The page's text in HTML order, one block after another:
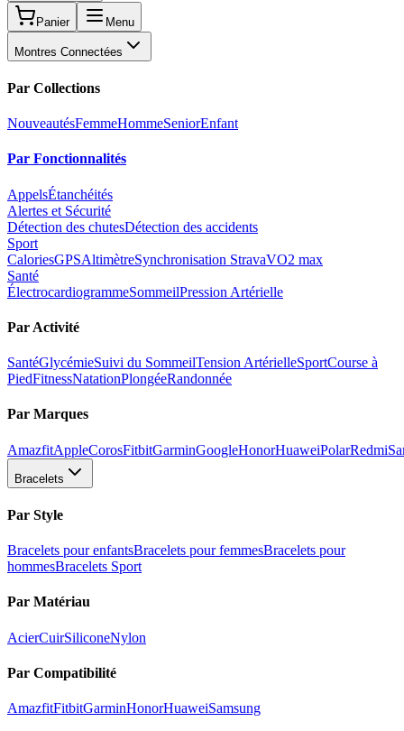
Panier Menu
Montres Connectées
Par Collections
NouveautésFemmeHommeSeniorEnfant
Par Fonctionnalités
AppelsÉtanchéités
Alertes et Sécurité
Détection des chutesDétection des accidents
Sport
CaloriesGPSAltimètreSynchronisation StravaVO2 max
Santé
ÉlectrocardiogrammeSommeilPression Artérielle
Par Activité
SantéGlycémieSuivi du SommeilTension ArtérielleSportCourse à
PiedFitnessNatationPlongéeRandonnée
Par Marques
AmazfitAppleCorosFitbitGarminGoogleHonorHuaweiPolarRedmi
Bracelets
Par Style
Bracelets pour enfantsBracelets pour femmesBracelets pour
hommesBracelets Sport
Par Matériau
AcierCuirSiliconeNylon
Par Compatibilité
AmazfitFitbitGarminHonorHuaweiSamsung